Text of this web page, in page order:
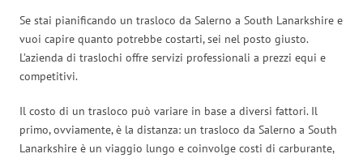
Se stai pianificando un trasloco da Salerno a South Lanarkshire e
vuoi capire quanto potrebbe costarti, sei nel posto giusto.
L’azienda di traslochi offre servizi professionali a prezzi equi e
competitivi.
Il costo di un trasloco può variare in base a diversi fattori. Il
primo, ovviamente, è la distanza: un trasloco da Salerno a South
Lanarkshire è un viaggio lungo e coinvolge costi di carburante,